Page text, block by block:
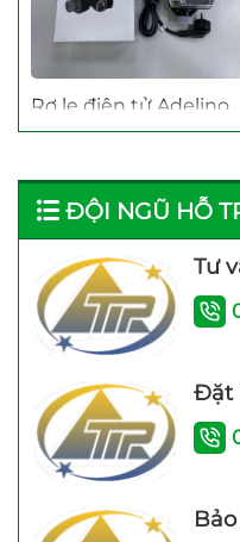
Máy bơm nước trợ lực
đẩy cao Samico 200w
tốt nhất hiện nay
ĐỘI NGŨ HỖ
Tư
Đặt